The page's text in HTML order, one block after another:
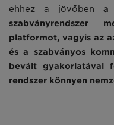
ehhez a jövőben a
szabványrendszer
platformot, vagyis az
és a szabványos
bevált gyakorlatával
rendszer könnyen